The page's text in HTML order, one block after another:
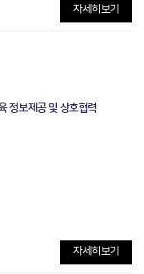
자세히보기
정보제공 및 상호협력
자세히보기